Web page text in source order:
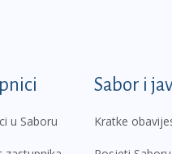
u Saboru
Sabor i
Kratke